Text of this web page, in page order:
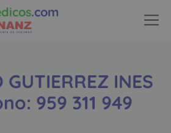
.com
GUTIERREZ INES
959 311 949